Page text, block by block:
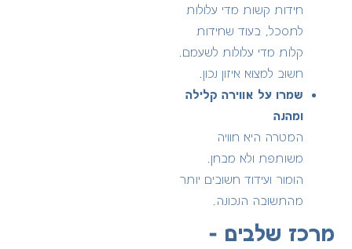
חידות קשות מדי עלולות
לתסכל, בעוד שחידות
קלות מדי עלולות לשעמם.
חשוב למצוא איזון נכון.
שמרו על אווירה קלילה
ומהנה
המטרה היא חוויה
משותפת ולא מבחן.
הומור ועידוד חשובים יותר
מהתשובה הנכונה.
מרכז שלבים –